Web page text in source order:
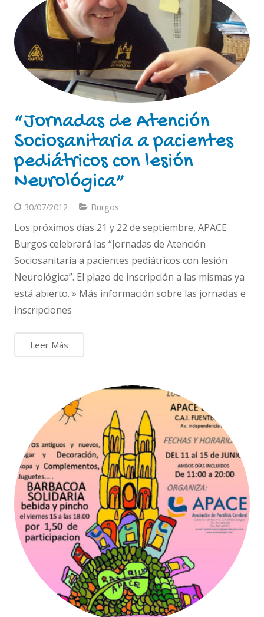
“Jornadas de Atención
Sociosanitaria a pacientes
pediátricos con lesión
Neurológica”
30/07/2012 Burgos
Los próximos días 21 y 22 de septiembre, APACE
Burgos celebrará las “Jornadas de Atención
Sociosanitaria a pacientes pediátricos con lesión
Neurológica”. El plazo de inscripción a las mismas ya
está abierto. » Más información sobre las jornadas e
inscripciones
Leer Más